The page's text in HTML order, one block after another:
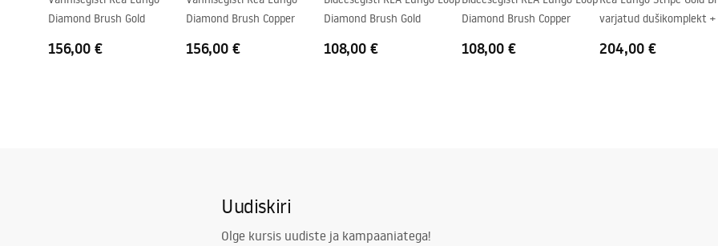
Diamond Brush Gold
156,00 €
Diamond Brush Copper
156,00 €
Diamond Brush Gold
108,00 €
Diamond Brush Copper
108,00 €
varjatud dušikomplekt +
204,00 €
Uudiskiri
Olge kursis uudiste ja kampaaniatega!